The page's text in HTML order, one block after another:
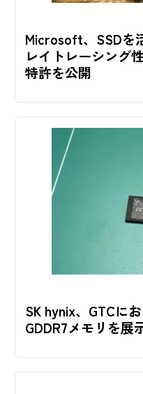
Microsoft、SSDを
レイトレーシング
特許を公開
SK hynix、GTCに
GDDR7メモリを展